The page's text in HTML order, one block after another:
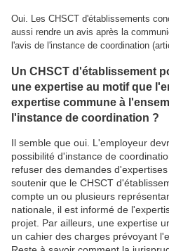
Oui. Les CHSCT d'établissements
aussi rendre un avis après la
l'avis de l'instance de coordination
Un CHSCT d'établissement
une expertise au motif que
expertise commune à
l'instance de coordination ?
Il semble que oui. L'employeur
possibilité d'instance de
refuser des demandes
soutenir que le CHSCT
compte un ou plusieurs
nationale, il est informé de
projet. Par ailleurs, une expertise
un cahier des charges prévoyant